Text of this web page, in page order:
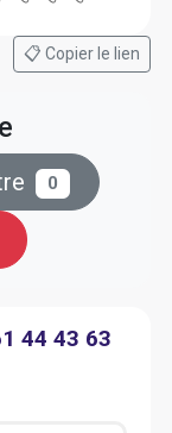
📋 Copier le lien
0
44 43 63